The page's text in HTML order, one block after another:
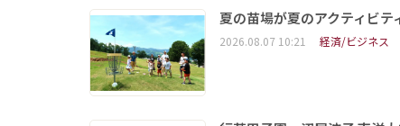
夏の苗場が夏のアクティビ
2026.08.07 10:21 経済/ビジネス